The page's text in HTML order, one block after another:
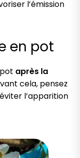
l’émission
en pot
après la
cela, pensez
l’apparition